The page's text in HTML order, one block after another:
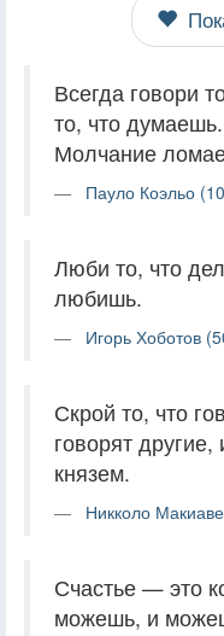
Всегда говори
то, что думаешь.
Молчание
Пауло Коэльо
Люби то, что
любишь.
Игорь Хоботов
Скрой то, что
говорят
князем.
Никколо
Счастье — это
можешь, и